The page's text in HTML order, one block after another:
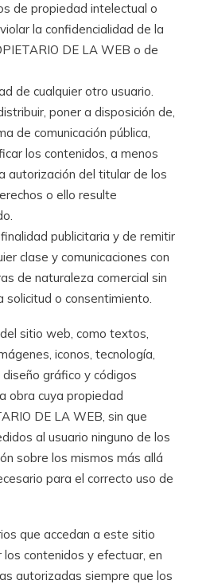
de propiedad intelectual o
la confidencialidad de la
DE LA WEB o de
de cualquier otro usuario.
poner a disposición de,
de comunicación pública,
los contenidos, a menos
autorización del titular de los
o ello resulte
publicitaria y de remitir
clase y comunicaciones con
de naturaleza comercial sin
solicitud o consentimiento.
sitio web, como textos,
iconos, tecnología,
gráfico y códigos
obra cuya propiedad
DE LA WEB, sin que
al usuario ninguno de los
sobre los mismos más allá
para el correcto uso de
que accedan a este sitio
contenidos y efectuar, en
autorizadas siempre que los